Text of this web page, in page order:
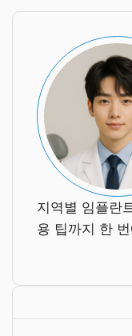
지역별 임플란
용 팁까지 한